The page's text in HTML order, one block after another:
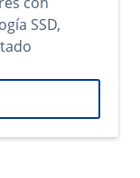
SSD,